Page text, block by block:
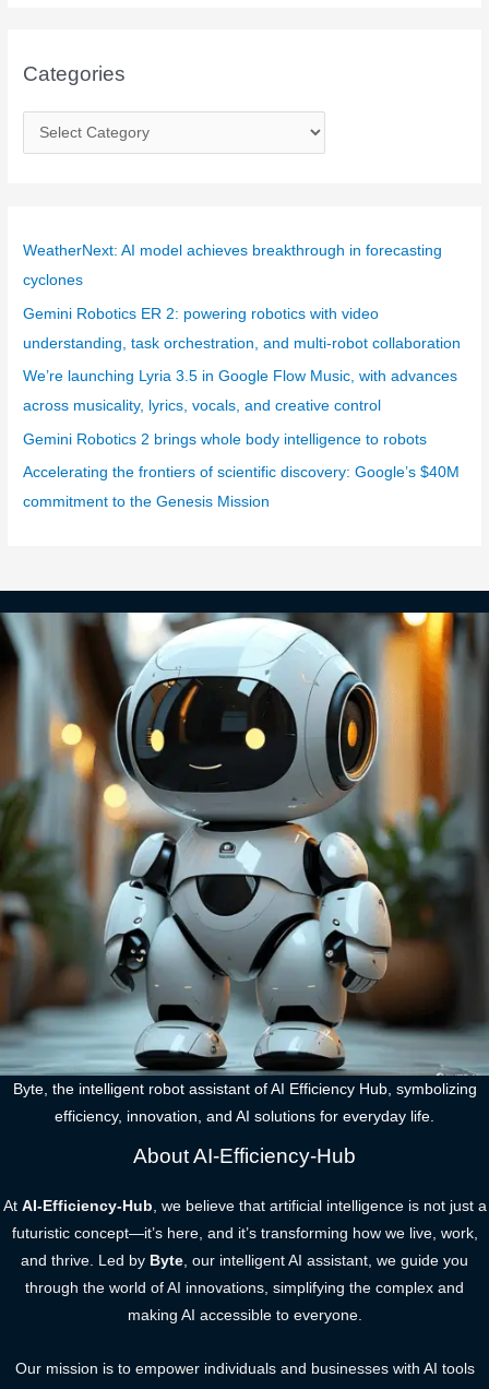
Categories
a
g
WeatherNext: AI model achieves breakthrough in forecasting
cyclones
Gemini Robotics ER 2: powering robotics with video
understanding, task orchestration, and multi-robot collaboration
We’re launching Lyria 3.5 in Google Flow Music, with advances
across musicality, lyrics, vocals, and creative control
Gemini Robotics 2 brings whole body intelligence to robots
Accelerating the frontiers of scientific discovery: Google’s $40M
commitment to the Genesis Mission
Byte, the intelligent robot assistant of AI Efficiency Hub, symbolizing
efficiency, innovation, and AI solutions for everyday life.
About AI-Efficiency-Hub
At AI-Efficiency-Hub, we believe that artificial intelligence is not just a
futuristic concept—it’s here, and it’s transforming how we live, work,
and thrive. Led by Byte, our intelligent AI assistant, we guide you
through the world of AI innovations, simplifying the complex and
making AI accessible to everyone.
Our mission is to empower individuals and businesses with AI tools